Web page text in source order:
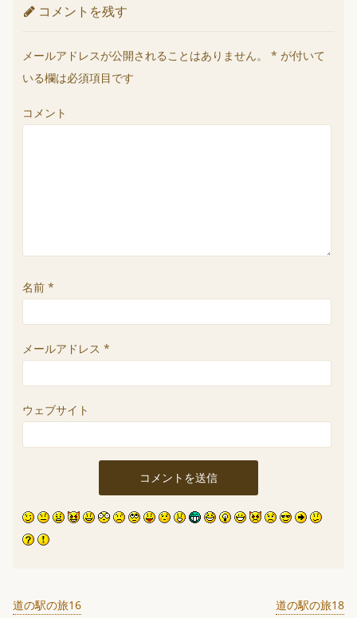
コメントを残す
メールアドレスが公開されることはありません。 * が付いて
いる欄は必須項目です
コメント
名前 *
メールアドレス *
ウェブサイト
道の駅の旅16 道の駅の旅18